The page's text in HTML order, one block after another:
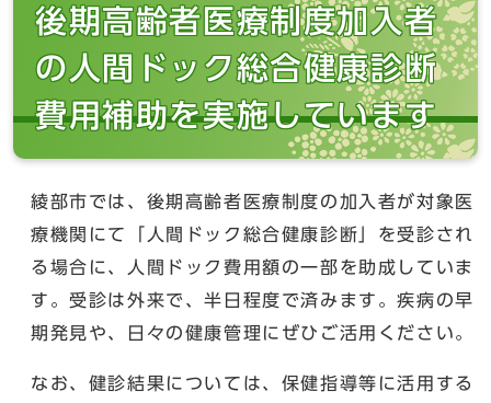
後期高齢者医療制度加入者
の人間ドック総合健康診断
費用補助を実施しています
綾部市では、後期高齢者医療制度の加入者が対象医
療機関にて「人間ドック総合健康診断」を受診され
る場合に、人間ドック費用額の一部を助成していま
す。受診は外来で、半日程度で済みます。疾病の早
期発見や、日々の健康管理にぜひご活用ください。
なお、健診結果については、保健指導等に活用する